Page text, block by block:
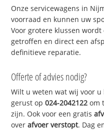
Onze servicewagens in
voorraad en kunnen uw
Voor grotere klussen
getroffen en direct een
definitieve reparatie.
Offerte of advies nodig?
Wilt u weten wat wij voor u
gerust op024-2042122 om
zijn. Ook voor een gratis
overafvoer verstopt. Dag